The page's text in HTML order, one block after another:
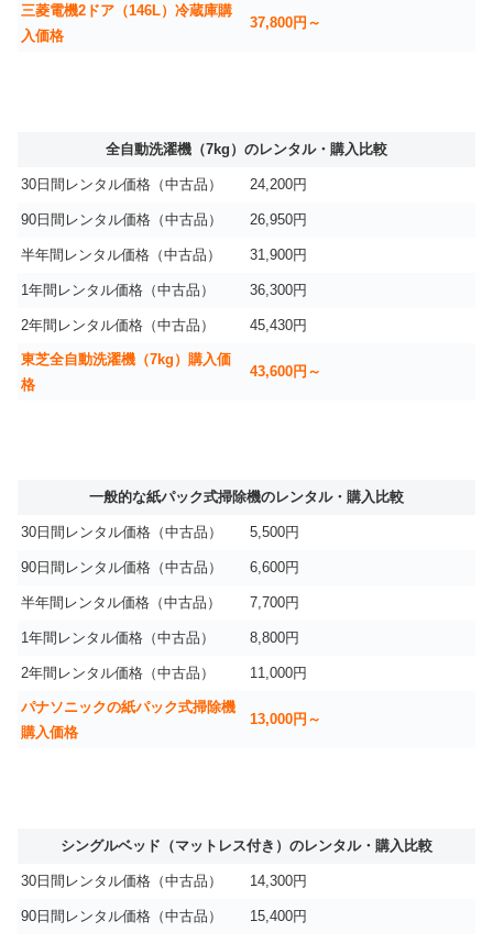
三菱電機2ドア（146L）冷蔵庫購
入価格
37,800円～
全自動洗濯機（7kg）のレンタル・購入比較
30日間レンタル価格（中古品） 24,200円
90日間レンタル価格（中古品） 26,950円
半年間レンタル価格（中古品） 31,900円
1年間レンタル価格（中古品） 36,300円
2年間レンタル価格（中古品） 45,430円
東芝全自動洗濯機（7kg）購入価
格
43,600円～
一般的な紙パック式掃除機のレンタル・購入比較
30日間レンタル価格（中古品） 5,500円
90日間レンタル価格（中古品） 6,600円
半年間レンタル価格（中古品） 7,700円
1年間レンタル価格（中古品） 8,800円
2年間レンタル価格（中古品） 11,000円
パナソニックの紙パック式掃除機
購入価格
13,000円～
シングルベッド（マットレス付き）のレンタル・購入比較
30日間レンタル価格（中古品） 14,300円
90日間レンタル価格（中古品） 15,400円